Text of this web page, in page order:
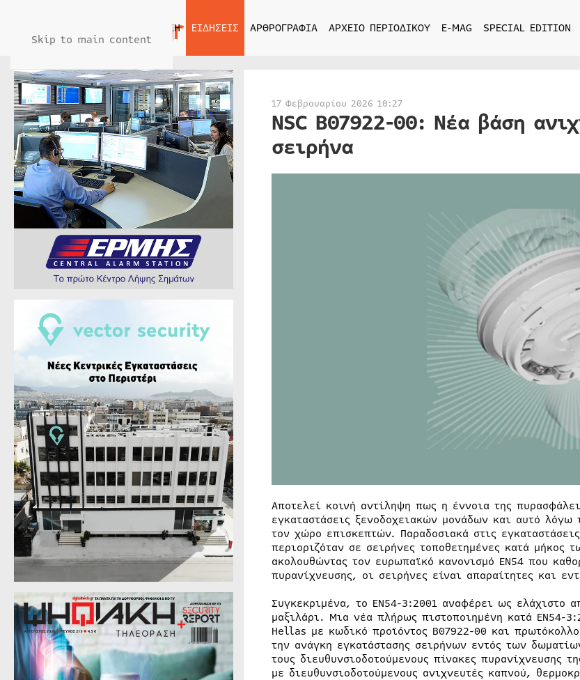
Skip to main content
ΑΡΧΙΚΗ ΕΙΔΗΣΕΙΣ ΑΡΘΡΟΓΡΑΦΙΑ ΑΡΧΕΙΟ ΠΕΡΙΟΔΙΚΟΥ E-MAG SPECIAL EDITION
17 Φεβρουαρίου 2026 10:27
NSC Β07922-00: Νέα βάση
σειρήνα
Αποτελεί κοινή αντίληψη πως η έννοια της
εγκαταστάσεις ξενοδοχειακών μονάδων και αυτό
τον χώρο επισκεπτών. Παραδοσιακά στις
περιοριζόταν σε σειρήνες τοποθετημένες κατά
ακολουθώντας τον ευρωπαϊκό κανονισμό ΕΝ54 που
πυρανίχνευσης, οι σειρήνες είναι απαραίτητες και
Συγκεκριμένα, το EN54-3:2001 αναφέρει ως ελάχιστο
μαξιλάρι. Μια νέα πλήρως πιστοποιημένη κατά EN54-
Hellas με κωδικό προϊόντος Β07922-00 και
την ανάγκη εγκατάστασης σειρήνων εντός των
τους διευθυνσιοδοτούμενους πίνακες
με διευθυνσιοδοτούμενους ανιχνευτές καπνού,